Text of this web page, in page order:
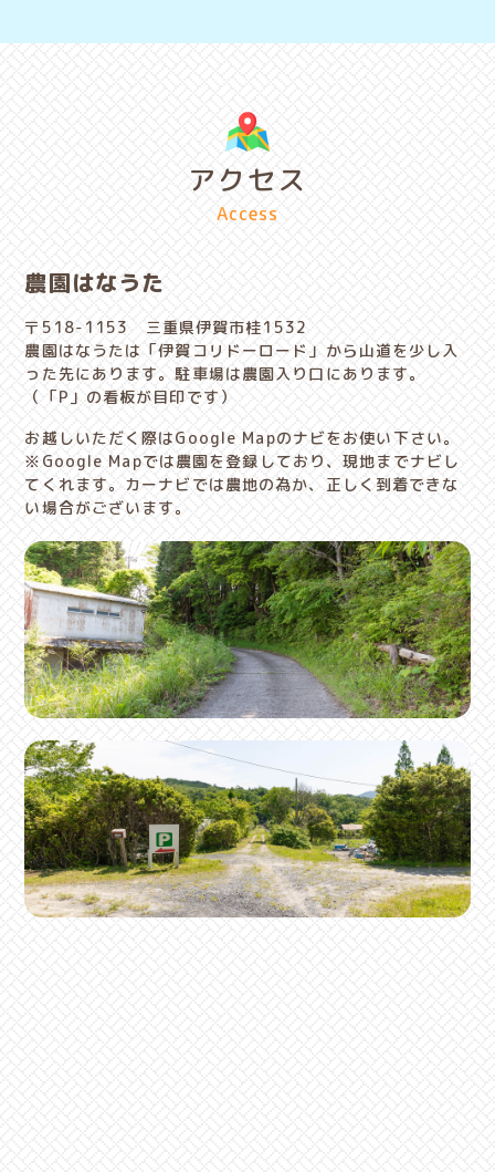
アクセス
Access
農園はなうた
〒518-1153
三重県伊賀市桂1532
農園はなうたは「伊賀コリドーロード」から山道を少し入
った先にあります。駐車場は農園入り口にあります。
（「P」の看板が目印です）
お越しいただく際はGoogle Mapのナビをお使い下さい。
※Google Mapでは農園を登録しており、現地までナビし
てくれます。カーナビでは農地の為か、正しく到着できな
い場合がございます。